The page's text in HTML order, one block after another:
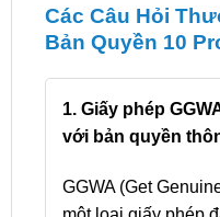
Các Câu Hỏi
Bản Quyền 10
1. Giấy phép
với bản quyền
GGWA (Get